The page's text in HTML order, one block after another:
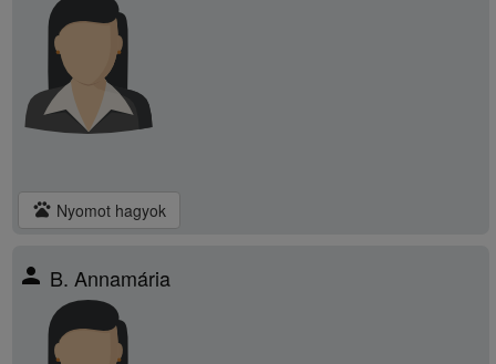
pets Nyomot hagyok
person B. Annamária